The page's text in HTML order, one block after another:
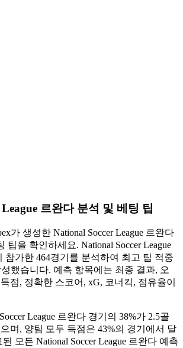
르완다 분석 및 베팅 팁
가 생성한 National Soccer League 르완다
팁을 확인하세요. National Soccer League
참가한 464경기 를 분석하여 최고 팁 적중
했습니다. 예측 항목에는 최종 결과, 오
점, 정확한 스코어, xG, 코너킥, 점유율이
League 르완다 경기의 38%가 2.5골
며, 양팀 모두 득점은 43%의 경기에서 달
모든 National Soccer League 르완다 예측